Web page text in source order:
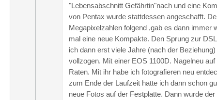
"Lebensabschnitt Gefährtin"nach und eine
von Pentax wurde stattdessen angeschafft.
Megapixelzahlen folgend ,gab es dann immer
mal eine neue Kompakte. Den Sprung zur
ich dann erst viele Jahre (nach der
vollzogen. Mit einer EOS 1100D. Nagelneu auf
Raten. Mit ihr habe ich fotografieren neu
zum Ende der Laufzeit hatte ich dann schon
neue Fotos auf der Festplatte. Dann wurde der